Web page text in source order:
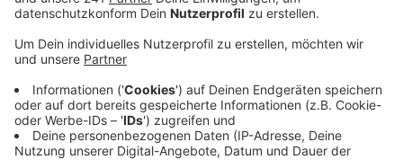
Fahrbahndecke neu gemacht - und das genau
Veröffentlicht:Montag, 19.05.2025 10:19
Anzeige